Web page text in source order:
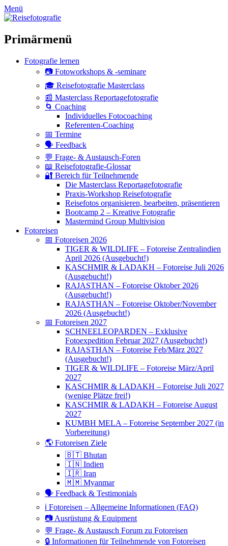
zum
Inhalt
Menü
Primärmenü
Fotografie lernen
📷 Fotoworkshops & -seminare
🎓 Reisefotografie Masterclass
📰 Masterclass Reportagefotografie
🌀 Coaching
Individuelles Fotocoaching
Referenten-Coaching
📅 Termine
🗣 Feedback
💬 Frage- & Austausch-Foren
📖 Reisefotografie-Glossar
🔐 Bereich für Teilnehmende
Die Masterclass Reportagefotografie
Praxis-Workshop Reisefotografie
Reisefotos organisieren, bearbeiten, präsentieren
Bootcamp 2 – Kreative Fotografie
Mastermind Group Multivision
Fotoreisen
📅 Fotoreisen 2026
TIGER & WILDLIFE – Fotoreise Zentralindien
April 2026 (Ausgebucht!)
KASCHMIR & LADAKH – Fotoreise Juli 2026
(Ausgebucht!)
RAJASTHAN – Fotoreise Oktober 2026
(Ausgebucht!)
RAJASTHAN – Fotoreise Oktober/November
2026 (Ausgebucht!)
📅 Fotoreisen 2027
SCHNEELEOPARDEN – Exklusive
Fotoexpedition Februar 2027 (Ausgebucht!)
RAJASTHAN – Fotoreise Feb/März 2027
(Ausgebucht!)
TIGER & WILDLIFE – Fotoreise März/April
2027
KASCHMIR & LADAKH – Fotoreise Juli 2027
(wenige Plätze frei!)
KASCHMIR & LADAKH – Fotoreise August
2027
KUMBH MELA – Fotoreise September 2027 (in
Vorbereitung)
🌎 Fotoreisen Ziele
🇧🇹 Bhutan
🇮🇳 Indien
🇮🇷 Iran
🇲🇲 Myanmar
🗣 Feedback & Testimonials
ℹ️ Fotoreisen – Allgemeine Informationen (FAQ)
📷 Ausrüstung & Equipment
💬 Frage- & Austausch Forum zu Fotoreisen
🔒 Informationen für Teilnehmende von Fotoreisen